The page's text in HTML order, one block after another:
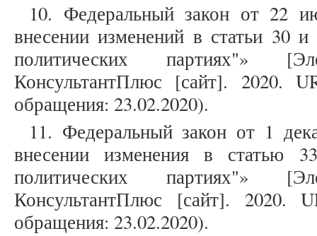
10. Федеральный закон от
внесении изменений в статьи 30
политических партиях"»
КонсультантПлюс [сайт]. 2020.
обращения: 23.02.2020).
11. Федеральный закон от 1
внесении изменения в статью
политических партиях"»
КонсультантПлюс [сайт]. 2020.
обращения: 23.02.2020).